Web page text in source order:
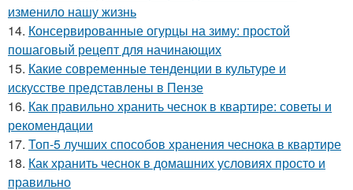
изменило нашу жизнь
14. Консервированные огурцы на зиму: простой
пошаговый рецепт для начинающих
15. Какие современные тенденции в культуре и
искусстве представлены в Пензе
16. Как правильно хранить чеснок в квартире: советы и
рекомендации
17. Топ-5 лучших способов хранения чеснока в квартире
18. Как хранить чеснок в домашних условиях просто и
правильно